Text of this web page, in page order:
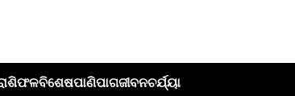
ବିଶେଷପାଣିପାଗଜୀବନଚର୍ଯ୍ୟା